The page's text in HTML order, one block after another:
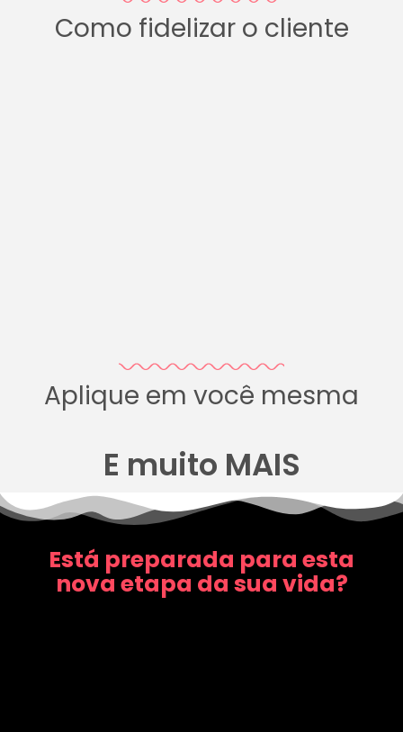
Como fidelizar o cliente
Aplique em você mesma
E muito MAIS
Está preparada para esta
nova etapa da sua vida?